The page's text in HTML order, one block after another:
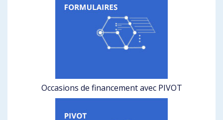
Occasions de financement avec PIVOT